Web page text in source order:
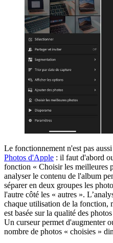
Le fonctionnement n'est pas
Photos d'Apple : il faut d'abord
fonction « Choisir les meilleures
analyser le contenu de l'album
séparer en deux groupes les
l'autre côté les « autres ».
chaque utilisation de la fonction,
est basée sur la qualité des
Un curseur permet d'augmenter
nombre de photos « choisies »